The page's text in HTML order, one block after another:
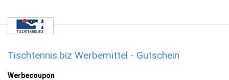
Tischtennis.biz Werbemittel - Gutschein
Werbecoupon